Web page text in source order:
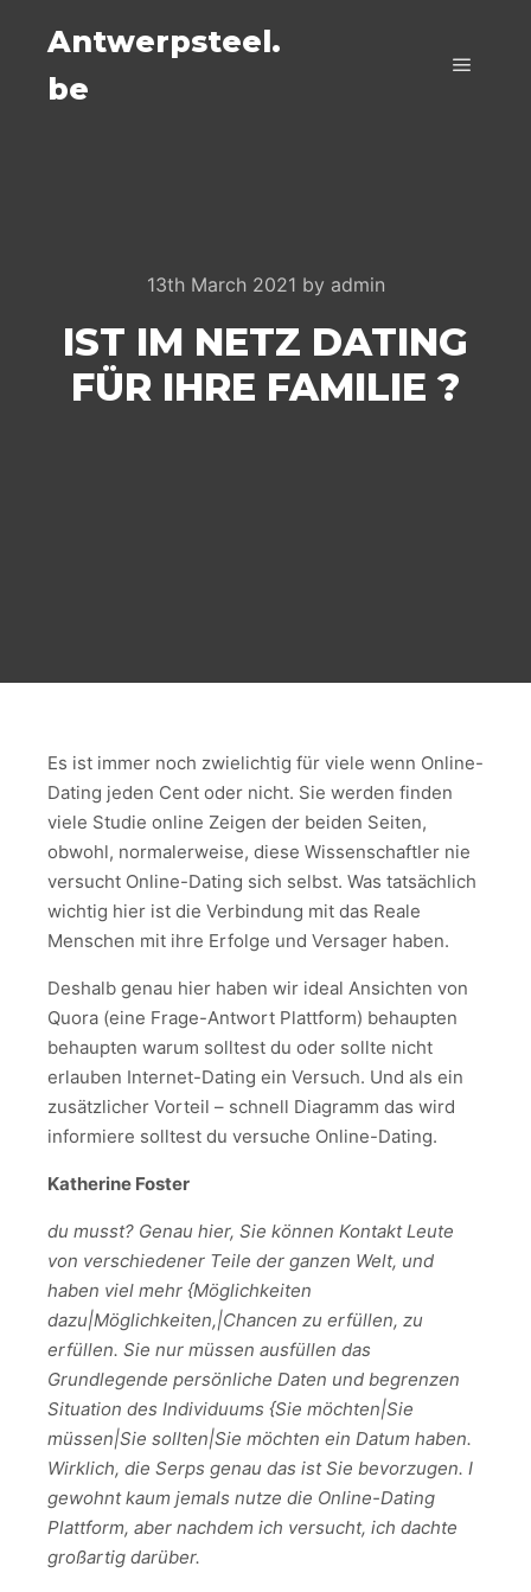
Antwerpsteel.
be
13th March 2021 by admin
IST IM NETZ DATING
FÜR IHRE FAMILIE ?
Es ist immer noch zwielichtig für viele wenn Online-
Dating jeden Cent oder nicht. Sie werden finden
viele Studie online Zeigen der beiden Seiten,
obwohl, normalerweise, diese Wissenschaftler nie
versucht Online-Dating sich selbst. Was tatsächlich
wichtig hier ist die Verbindung mit das Reale
Menschen mit ihre Erfolge und Versager haben.
Deshalb genau hier haben wir ideal Ansichten von
Quora (eine Frage-Antwort Plattform) behaupten
behaupten warum solltest du oder sollte nicht
erlauben Internet-Dating ein Versuch. Und als ein
zusätzlicher Vorteil – schnell Diagramm das wird
informiere solltest du versuche Online-Dating.
Katherine Foster
du musst? Genau hier, Sie können Kontakt Leute
von verschiedener Teile der ganzen Welt, und
haben viel mehr {Möglichkeiten
dazu|Möglichkeiten,|Chancen zu erfüllen, zu
erfüllen. Sie nur müssen ausfüllen das
Grundlegende persönliche Daten und begrenzen
Situation des Individuums {Sie möchten|Sie
müssen|Sie sollten|Sie möchten ein Datum haben.
Wirklich, die Serps genau das ist Sie bevorzugen. I
gewohnt kaum jemals nutze die Online-Dating
Plattform, aber nachdem ich versucht, ich dachte
großartig darüber.